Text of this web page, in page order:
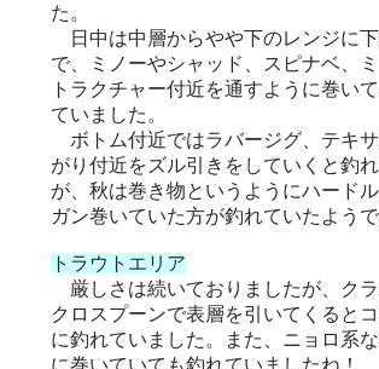
た。
日中は中層からやや下のレンジに下
で、ミノーやシャッド、スピナベ、
トラクチャー付近を通すように巻い
ていました。
ボトム付近ではラバージグ、テキ
がり付近をズル引きをしていくと釣
が、秋は巻き物というようにハード
ガン巻いていた方が釣れていたようで
トラウトエリア
厳しさは続いておりましたが、ク
クロスプーンで表層を引いてくると
に釣れていました。また、ニョロ系
に巻いていても釣れていましたね！